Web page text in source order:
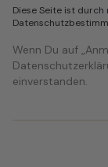
Diese Seite ist durch
Wenn Du auf
einverstanden.